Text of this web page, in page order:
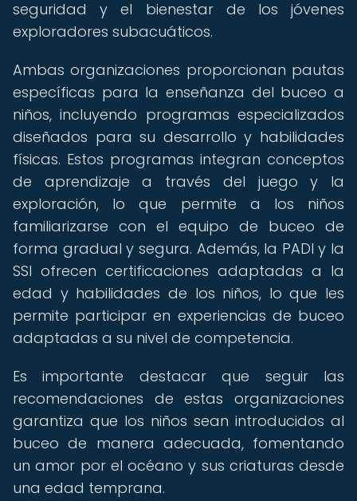
seguridad y el bienestar de los jóvenes
exploradores subacuáticos.
Ambas organizaciones proporcionan pautas
específicas para la enseñanza del buceo a
niños, incluyendo programas especializados
diseñados para su desarrollo y habilidades
físicas. Estos programas integran conceptos
de aprendizaje a través del juego y la
exploración, lo que permite a los niños
familiarizarse con el equipo de buceo de
forma gradual y segura. Además, la PADI y la
SSI ofrecen certificaciones adaptadas a la
edad y habilidades de los niños, lo que les
permite participar en experiencias de buceo
adaptadas a su nivel de competencia.
Es importante destacar que seguir las
recomendaciones de estas organizaciones
garantiza que los niños sean introducidos al
buceo de manera adecuada, fomentando
un amor por el océano y sus criaturas desde
una edad temprana.